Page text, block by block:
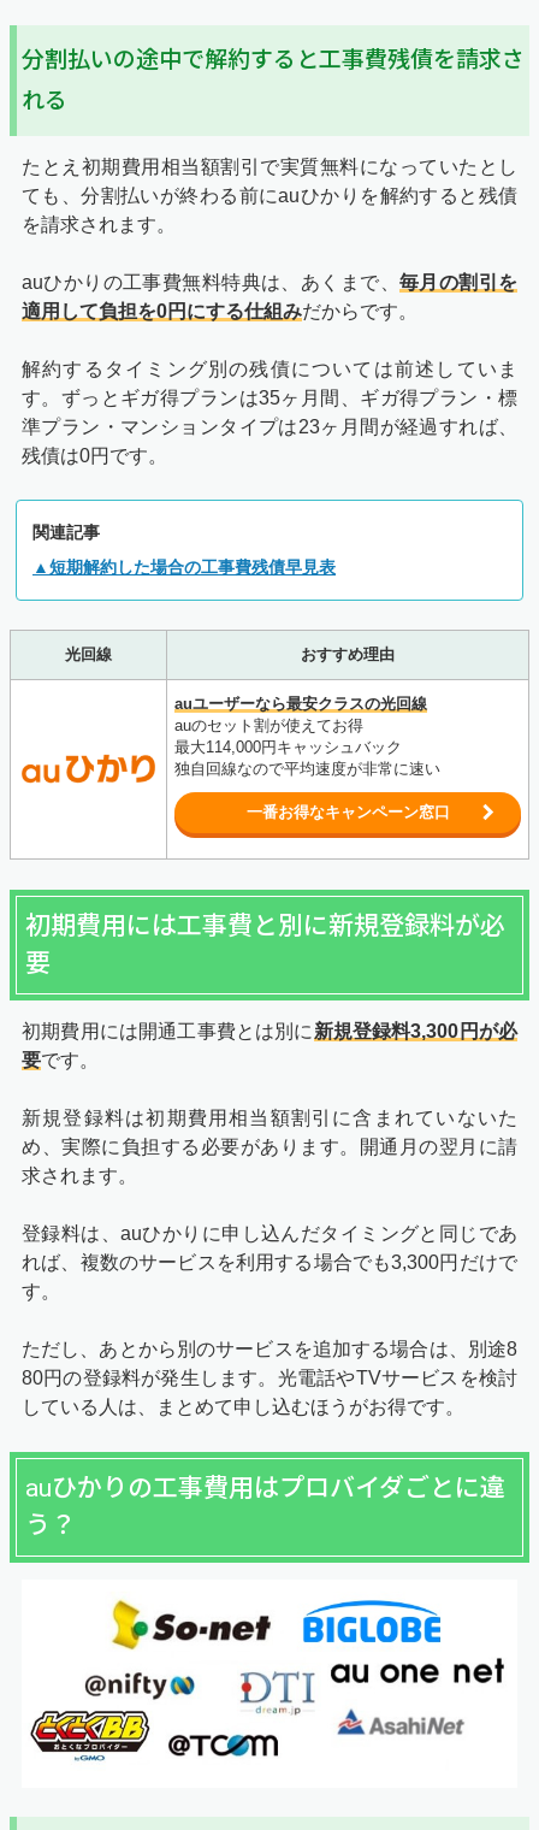
分割払いの途中で解約すると工事費残債を請求さ
れる
たとえ初期費用相当額割引で実質無料になっていたとし
ても、分割払いが終わる前にauひかりを解約すると残債
を請求されます。
auひかりの工事費無料特典は、あくまで、 毎月の割引を
適用して負担を0円にする仕組みだからです。
解約するタイミング別の残債については前述していま
す。ずっとギガ得プランは35ヶ月間、ギガ得プラン・標
準プラン・マンションタイプは23ヶ月間が経過すれば、
残債は0円です。
関連記事
▲短期解約した場合の工事費残債早見表
光回線 おすすめ理由
auユーザーなら最安クラスの光回線
auのセット割が使えてお得
最大114,000円キャッシュバック
独自回線なので平均速度が非常に速い
一番お得なキャンペーン窓口
初期費用には工事費と別に新規登録料が必
要
初期費用には開通工事費とは別に 新規登録料3,300円が必
要です。
新規登録料は初期費用相当額割引に含まれていないた
め、実際に負担する必要があります。開通月の翌月に請
求されます。
登録料は、auひかりに申し込んだタイミングと同じであ
れば、複数のサービスを利用する場合でも3,300円だけで
す。
ただし、あとから別のサービスを追加する場合は、別途8
80円の登録料が発生します。光電話やTVサービスを検討
している人は、まとめて申し込むほうがお得です。
auひかりの工事費用はプロバイダごとに違
う？